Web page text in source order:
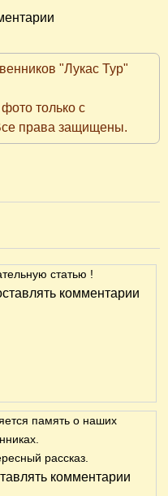
"Лукас Тур"
только с
права защищены.
статью !
комментарии
память о наших
рассказ.
комментарии